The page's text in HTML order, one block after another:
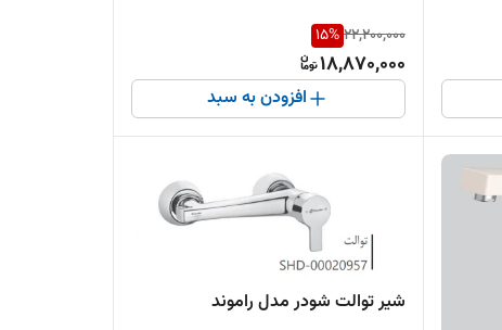
22,200,000
15%
18,870,000
افزودن به سبد
شیر توالت شودر مدل راموند